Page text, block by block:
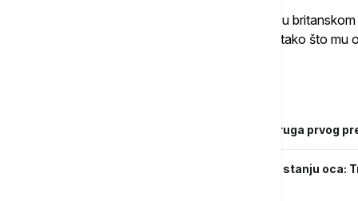
Petronijević je naveo da Karadžiću stalno u
daju normalnu sijalicu, da su ga kažnjavali tako što
Preminula Ljiljana Zelen Karadžić, supruga prvog
Oglasila se ćerka Radovana Karadžić o stanju